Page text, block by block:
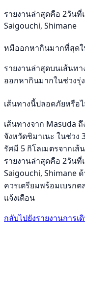
รายงานล่าสุดคือ 2วัน
Saigouchi, Shimane
หมีออกหากินมากที่สุดใ
รายงานล่าสุดบนเส้นท
ออกหากินมากในช่วงรุ่
เส้นทางนี้ปลอดภัยหรือ
เส้นทางจาก Masuda
จังหวัดชิมาเนะ ในช่วง
รัศมี 5 กิโลเมตรจากเ
รายงานล่าสุดคือ 2วัน
Saigouchi, Shimane
ควรเตรียมพร้อมเบรก
แจ้งเตือน
กลับไปยังรายงานการเ